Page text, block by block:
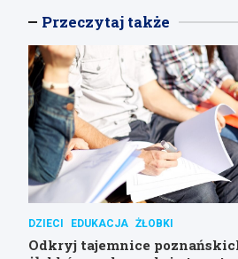
Przeczytaj także
DZIECI EDUKACJA ŻŁOBKI
Odkryj tajemnice